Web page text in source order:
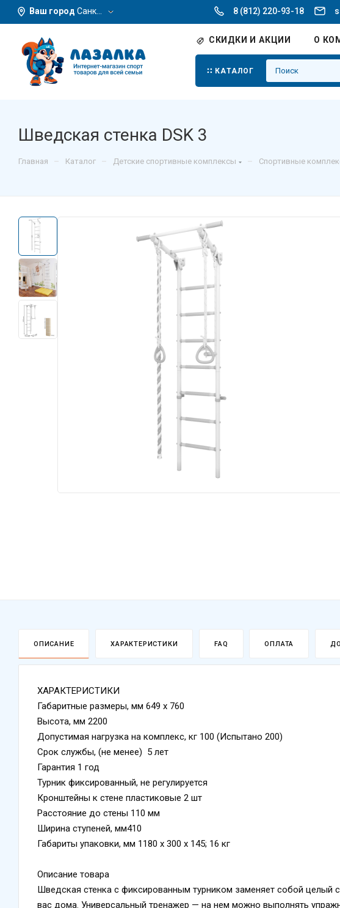
Ваш город Санкт-Петербург 8 (812) 220-93-18
СКИДКИ И АКЦИИ О
КАТАЛОГ
Шведская стенка DSK 3
Главная – Каталог – Детские спортивные комплексы – Спортивные
ОПИСАНИЕ ХАРАКТЕРИСТИКИ FAQ ОПЛАТА
ХАРАКТЕРИСТИКИ
Габаритные размеры, мм 649 х 760
Высота, мм 2200
Допустимая нагрузка на комплекс, кг 100 (Испытано 200)
Срок службы, (не менее) 5 лет
Гарантия 1 год
Турник фиксированный, не регулируется
Кронштейны к стене пластиковые 2 шт
Расстояние до стены 110 мм
Ширина ступеней, мм410
Габариты упаковки, мм 1180 х 300 х 145; 16 кг
Описание товара
Шведская стенка с фиксированным турником заменяет собой целый
вас дома. Универсальный тренажер — на нем можно выполнять